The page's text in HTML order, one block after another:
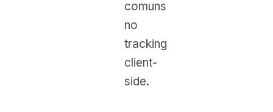
comuns
no
tracking
client-
side.